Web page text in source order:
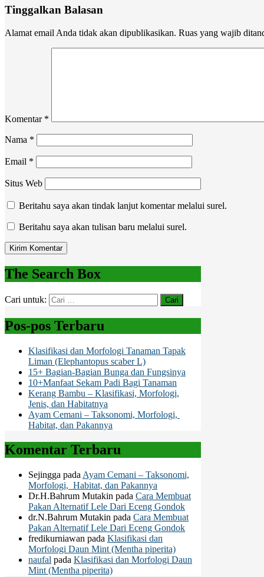
Tinggalkan Balasan
Alamat email Anda tidak akan dipublikasikan. Ruas yang wajib
Komentar *
Nama *
Email *
Situs Web
Beritahu saya akan tindak lanjut komentar melalui surel.
Beritahu saya akan tulisan baru melalui surel.
The Search Box
Cari untuk:
Pos-pos Terbaru
Klasifikasi dan Morfologi Tanaman Tapak
Liman (Elephantopus scaber L)
15+ Bagian-Bagian Bunga dan Fungsinya
10+Manfaat Sekam Padi Bagi Tanaman
Kerang Bambu – Klasifikasi, Morfologi,
Jenis, dan Habitatnya
Ayam Cemani – Taksonomi, Morfologi,
Habitat, dan Pakannya
Komentar Terbaru
Sejingga pada Ayam Cemani – Taksonomi,
Morfologi, Habitat, dan Pakannya
Dr.H.Bahrum Mutakin pada Cara Membuat
Pakan Alternatif Lele Dari Eceng Gondok
dr.N.Bahrum Mutakin pada Cara Membuat
Pakan Alternatif Lele Dari Eceng Gondok
fredikurniawan pada Klasifikasi dan
Morfologi Daun Mint (Mentha piperita)
naufal pada Klasifikasi dan Morfologi Daun
Mint (Mentha piperita)